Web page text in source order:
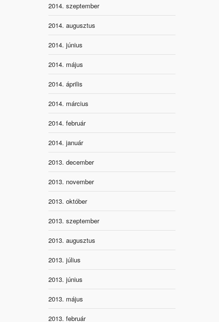
2014. szeptember
2014. augusztus
2014. június
2014. május
2014. április
2014. március
2014. február
2014. január
2013. december
2013. november
2013. október
2013. szeptember
2013. augusztus
2013. július
2013. június
2013. május
2013. február